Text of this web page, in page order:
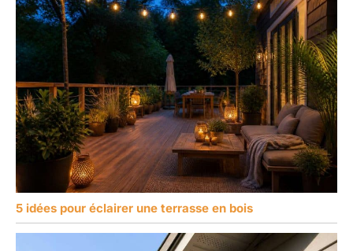
5 idées pour éclairer une terrasse en bois